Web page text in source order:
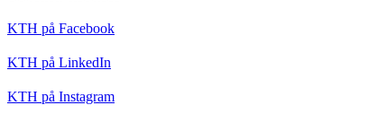
KTH på Facebook
KTH på LinkedIn
KTH på Instagram